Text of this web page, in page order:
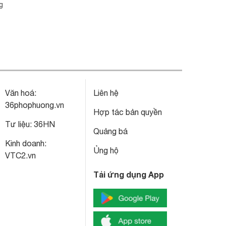
Văn hoá:
36phophuong.vn
Tư liệu: 36HN
Kinh doanh:
VTC2.vn
Liên hệ
Hợp tác bản quyền
Quảng bá
Ủng hộ
Tải ứng dụng App